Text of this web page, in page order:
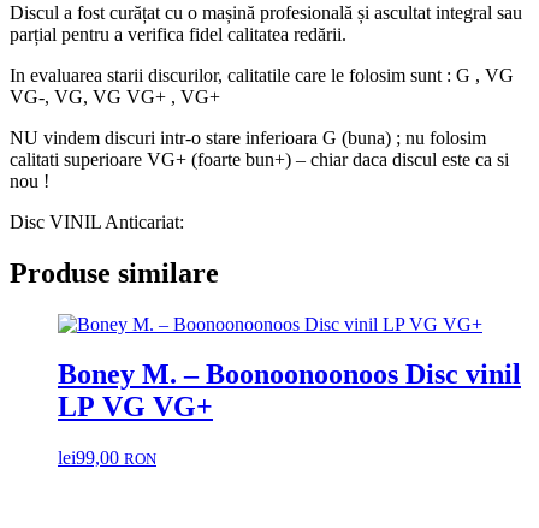
Discul a fost curățat cu o mașină profesională și ascultat integral sau
parțial pentru a verifica fidel calitatea redării.
In evaluarea starii discurilor, calitatile care le folosim sunt : G , VG
VG-, VG, VG VG+ , VG+
NU vindem discuri intr-o stare inferioara G (buna) ; nu folosim
calitati superioare VG+ (foarte bun+) – chiar daca discul este ca si
nou !
Disc VINIL Anticariat:
Produse similare
Boney M. – Boonoonoonoos Disc vinil
LP VG VG+
lei99,00 RON